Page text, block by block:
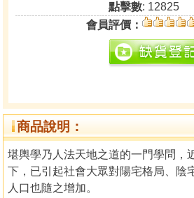
點擊數: 12825
會員評價：
商品說明：
堪輿學乃人法天地之道的一門學問，
下，已引起社會大眾對陽宅格局、陰
人口也隨之增加。